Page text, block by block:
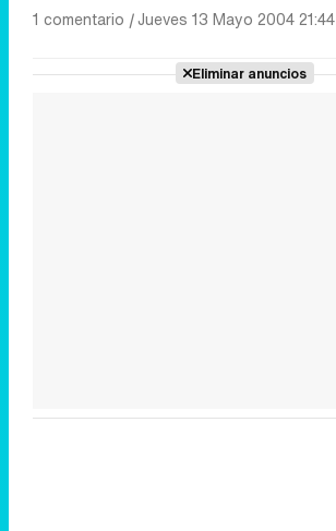
1 comentario |Jueves 13 Mayo 2004 21:44
Eliminar anuncios